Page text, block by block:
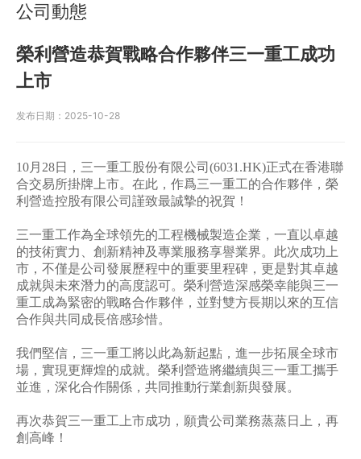
公司動態
榮利營造恭賀戰略合作夥伴三一重工成功
上市
发布日期： 2025-10-28
10月28日，三一重工股份有限公司(6031.HK)正式在香港聯
合交易所掛牌上市。在此，作爲三一重工的合作夥伴，榮
利營造控股有限公司謹致最誠摯的祝賀！
三一重工作為全球領先的工程機械製造企業，一直以卓越
的技術實力、創新精神及專業服務享譽業界。此次成功上
市，不僅是公司發展歷程中的重要里程碑，更是對其卓越
成就與未來潛力的高度認可。榮利營造深感榮幸能與三一
重工成為緊密的戰略合作夥伴，並對雙方長期以來的互信
合作與共同成長倍感珍惜。
我們堅信，三一重工將以此為新起點，進一步拓展全球市
場，實現更輝煌的成就。榮利營造將繼續與三一重工攜手
並進，深化合作關係，共同推動行業創新與發展。
再次恭賀三一重工上市成功，願貴公司業務蒸蒸日上，再
創高峰！